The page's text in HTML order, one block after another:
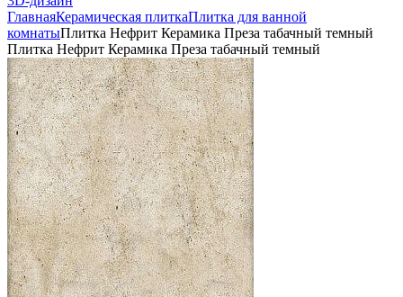
ГлавнаяКерамическая плиткаПлитка для ванной
комнатыПлитка Нефрит Керамика Преза табачный темный
Плитка Нефрит Керамика Преза табачный темный